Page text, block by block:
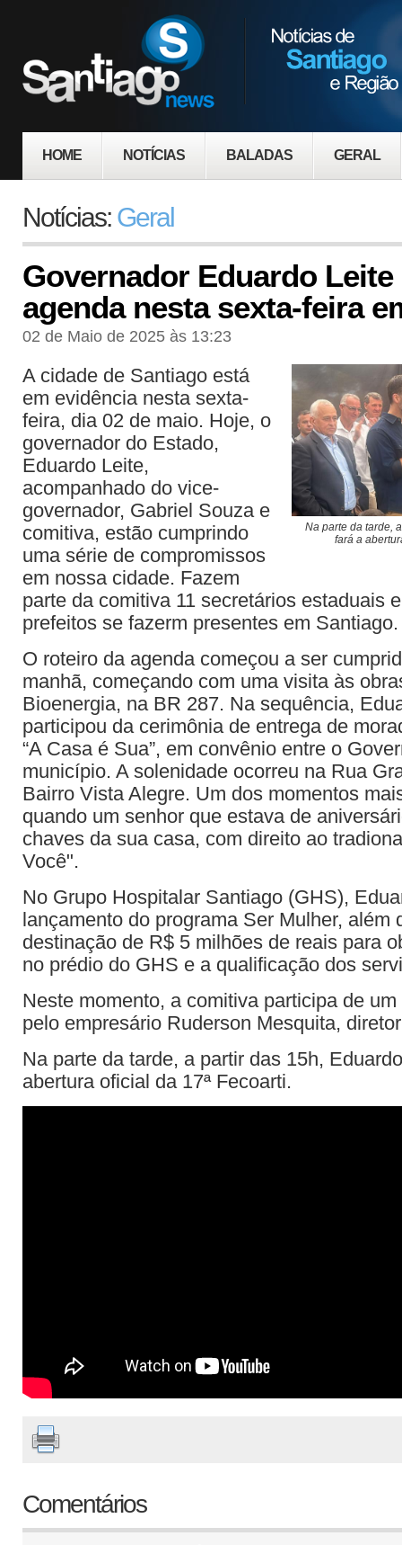
HOME NOTÍCIAS BALADAS GERAL
Notícias: Geral
Governador Eduardo
agenda nesta sexta-feira
02 de Maio de 2025 às 13:23
Na parte da tarde,
fará a
A cidade de Santiago está
em evidência nesta sexta-
feira, dia 02 de maio. Hoje, o
governador do Estado,
Eduardo Leite,
acompanhado do vice-
governador, Gabriel Souza e
comitiva, estão cumprindo
uma série de compromissos
em nossa cidade. Fazem
parte da comitiva 11 secretários estaduais
prefeitos se fazerm presentes em Santiago.
O roteiro da agenda começou a ser
manhã, começando com uma visita às
Bioenergia, na BR 287. Na sequência,
participou da cerimônia de entrega de
“A Casa é Sua”, em convênio entre o
município. A solenidade ocorreu na Rua
Bairro Vista Alegre. Um dos momentos
quando um senhor que estava de
chaves da sua casa, com direito ao
Você".
No Grupo Hospitalar Santiago (GHS),
lançamento do programa Ser Mulher, além
destinação de R$ 5 milhões de reais para
no prédio do GHS e a qualificação dos
Neste momento, a comitiva participa de
pelo empresário Ruderson Mesquita,
Na parte da tarde, a partir das 15h,
abertura oficial da 17ª Fecoarti.
Comentários